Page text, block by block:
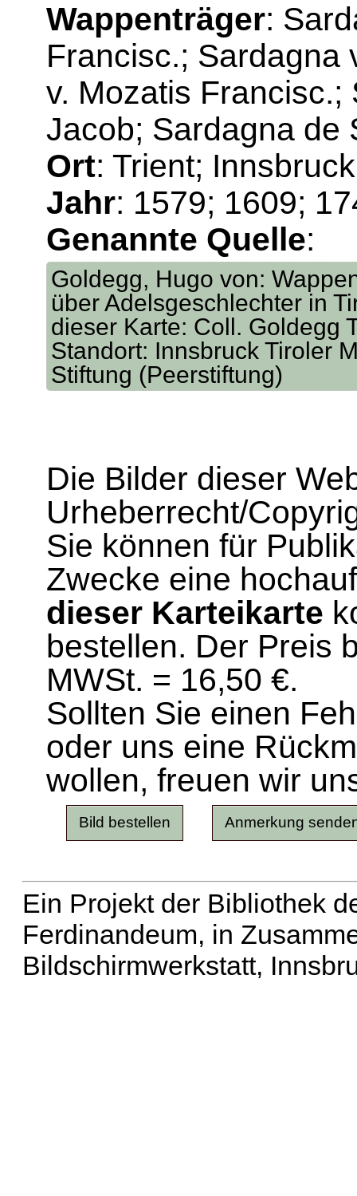
Wappenträger:
Francisc.; Sardagna
v. Mozatis
Jacob; Sardagna de
Ort: Trient;
Jahr: 1579; 1609;
Genannte Quelle:
Goldegg, Hugo von:
über Adelsgeschlechter in
dieser Karte: Coll. Goldegg
Standort: Innsbruck Tiroler
Stiftung (Peerstiftung)
Die Bilder dieser
Urheberrecht/
Sie können für
Zwecke eine
dieser Karteikarte
bestellen. Der Preis
MWSt. = 16,50 €.
Sollten Sie einen
oder uns eine
wollen, freuen wir
Ein Projekt der Bibliothek
Ferdinandeum, in
Bildschirmwerkstatt,